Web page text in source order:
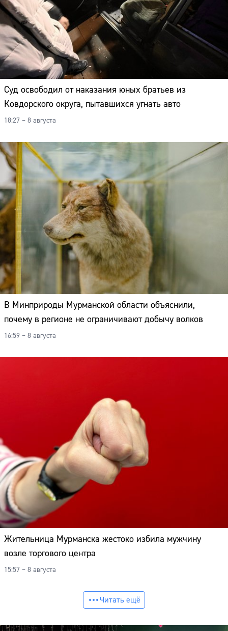
Суд освободил от наказания юных братьев из
Ковдорского округа, пытавшихся угнать авто
18:27 – 8 августа
В Минприроды Мурманской области объяснили,
почему в регионе не ограничивают добычу волков
16:59 – 8 августа
Жительница Мурманска жестоко избила мужчину
возле торгового центра
15:57 – 8 августа
Читать ещё